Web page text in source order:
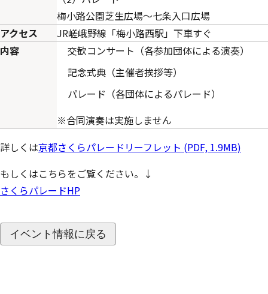
梅小路公園芝生広場～七条入口広場
アクセス
JR嵯峨野線「梅小路西駅」下車すぐ
内容
交歓コンサート（各参加団体による演奏）
記念式典（主催者挨拶等）
パレード（各団体によるパレード）
※合同演奏は実施しません
詳しくは京都さくらパレードリーフレット (PDF, 1.9MB)
もしくはこちらをご覧ください。↓
さくらパレードHP
イベント情報に戻る